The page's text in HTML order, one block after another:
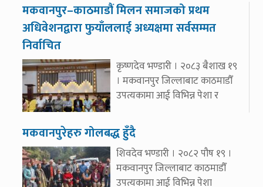
मकवानपुर–काठमाडौं मिलन समाजको प्रथम
अधिवेशनद्वारा फुयाँललाई अध्यक्षमा सर्वसम्मत
निर्वाचित
कृष्णदेव भण्डारी । २०८३ बैशाख १९
। मकवानपुर जिल्लाबाट काठमाडौँ
उपत्यकामा आई विभिन्न पेशा र
मकवानपुरेहरु गोलबद्ध हुँदै
शिवदेव भण्डारी । २०८२ पौष १९ ।
मकवानपुर जिल्लाबाट काठमाडौँ
उपत्यकामा आई विभिन्न पेशा